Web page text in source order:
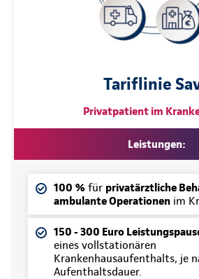
Tariflinie
Privatpatient im
Leistungen:
100 % für privatärztliche
ambulante Operationen im
150 - 300 Euro
eines vollstationären
Krankenhausaufenthalts, je
Aufenthaltsdauer.